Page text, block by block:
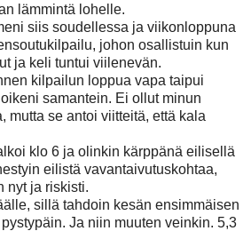
lämmintä lohelle.
siis soudellessa ja viikonloppuna
johon osallistuin kun
ja keli tuntui viilenevän.
kilpailun loppua vapa taipui
samantein. Ei ollut minun
mutta se antoi viitteitä, että kala
klo 6 ja olinkin kärppänä eilisellä
eilistä vavantaivutuskohtaa,
nyt ja riskisti.
sillä tahdoin kesän ensimmäisen
Ja niin muuten veinkin. 5,3